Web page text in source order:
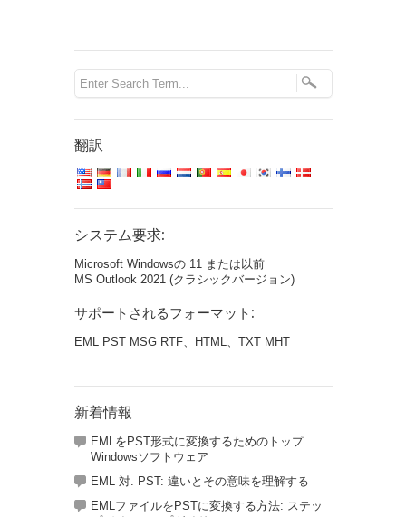
翻訳
システム要求:
Microsoft Windowsの 11 または以前
MS Outlook 2021 (クラシックバージョン)
サポートされるフォーマット:
EML PST MSG RTF、HTML、TXT MHT
新着情報
EMLをPST形式に変換するためのトップ
Windowsソフトウェア
EML 対. PST: 違いとその意味を理解する
EMLファイルをPSTに変換する方法: ステッ